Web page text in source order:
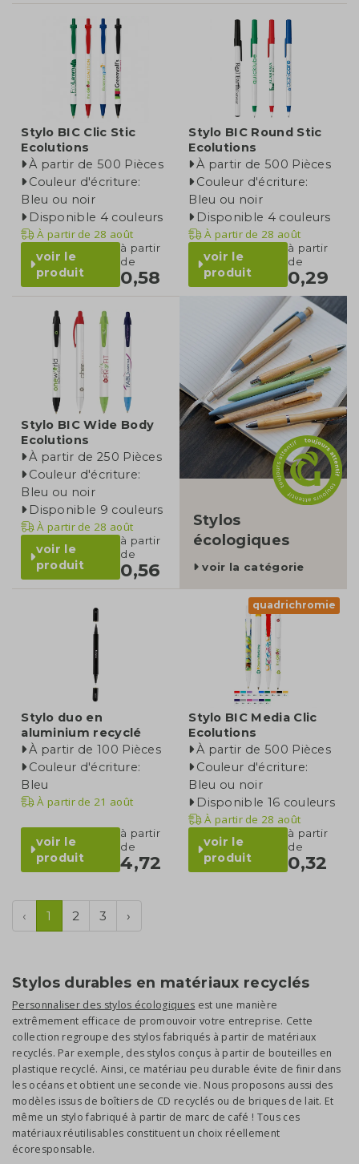
Stylo BIC Clic Stic
Ecolutions
À partir de 500 Pièces
Couleur d'écriture:
Bleu ou noir
Disponible 4 couleurs
À partir de 28 août
voir le
produit
à partir
de
0,58
Stylo BIC Round Stic
Ecolutions
À partir de 500 Pièces
Couleur d'écriture:
Bleu ou noir
Disponible 4 couleurs
À partir de 28 août
voir le
produit
à partir
de
0,29
Stylo BIC Wide Body
Ecolutions
À partir de 250 Pièces
Couleur d'écriture:
Bleu ou noir
Disponible 9 couleurs
À partir de 28 août
voir le
produit
à partir
de
0,56
catégorie
Stylos
écologiques
voir la catégorie
Stylo duo en
aluminium recyclé
À partir de 100 Pièces
Couleur d'écriture:
Bleu
À partir de 21 août
voir le
produit
à partir
de
4,72
quadrichromie
Stylo BIC Media Clic
Ecolutions
À partir de 500 Pièces
Couleur d'écriture:
Bleu ou noir
Disponible 16 couleurs
À partir de 28 août
voir le
produit
à partir
de
0,32
‹ 1 2 3 ›
Stylos durables en matériaux recyclés
Personnaliser des stylos écologiques est une manière
extrêmement efficace de promouvoir votre entreprise. Cette
collection regroupe des stylos fabriqués à partir de matériaux
recyclés. Par exemple, des stylos conçus à partir de bouteilles en
plastique recyclé. Ainsi, ce matériau peu durable évite de finir dans
les océans et obtient une seconde vie. Nous proposons aussi des
modèles issus de boîtiers de CD recyclés ou de briques de lait. Et
même un stylo fabriqué à partir de marc de café ! Tous ces
matériaux réutilisables constituent un choix réellement
écoresponsable.